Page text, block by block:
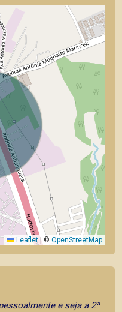
Leaflet | © OpenStreetMap
e seja a 2ª